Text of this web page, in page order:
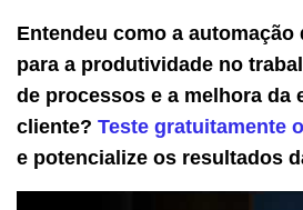
Entendeu como a automação
para a produtividade no
de processos e a melhora da
cliente? Teste gratuitamente
e potencialize os resultados